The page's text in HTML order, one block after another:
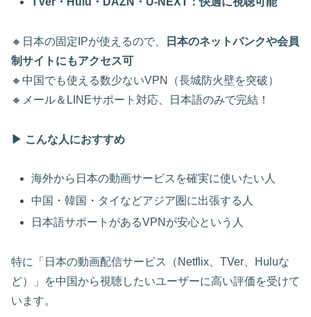
🔸日本の固定IPが使えるので、
日本のネットバンクや会員
制サイトにもアクセス可
🔸中国でも使える数少ないVPN（長城防火壁を突破）
🔸メール＆LINEサポート対応、日本語のみで完結！
▶ こんな人におすすめ
海外から日本の動画サービスを確実に使いたい人
中国・韓国・タイなどアジア圏に出張する人
日本語サポートがあるVPNが安心という人
特に「日本の動画配信サービス（Netflix、TVer、Huluな
ど）」を中国から視聴したいユーザーに高い評価を受けて
います。